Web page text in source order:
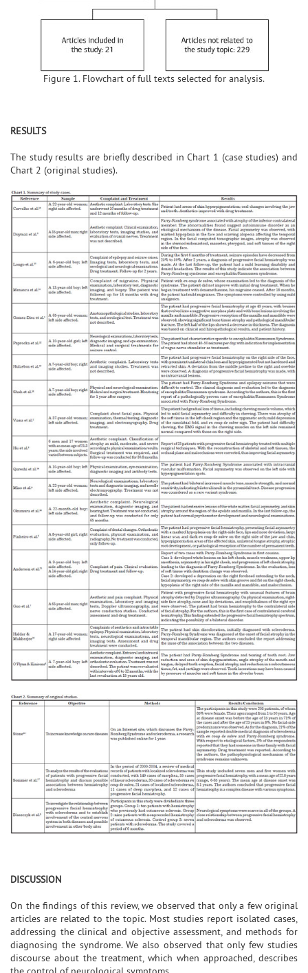
Figure 1. Flowchart of full texts selected for analysis.
RESULTS
The study results are briefly described in Chart 1 (case studies) and
Chart 2 (original studies).
DISCUSSION
On the findings of this review, we observed that only a few original
articles are related to the topic. Most studies report isolated cases,
addressing the clinical and objective assessment, and methods for
diagnosing the syndrome. We also observed that only few studies
discourse about the treatment, which when approached, describes